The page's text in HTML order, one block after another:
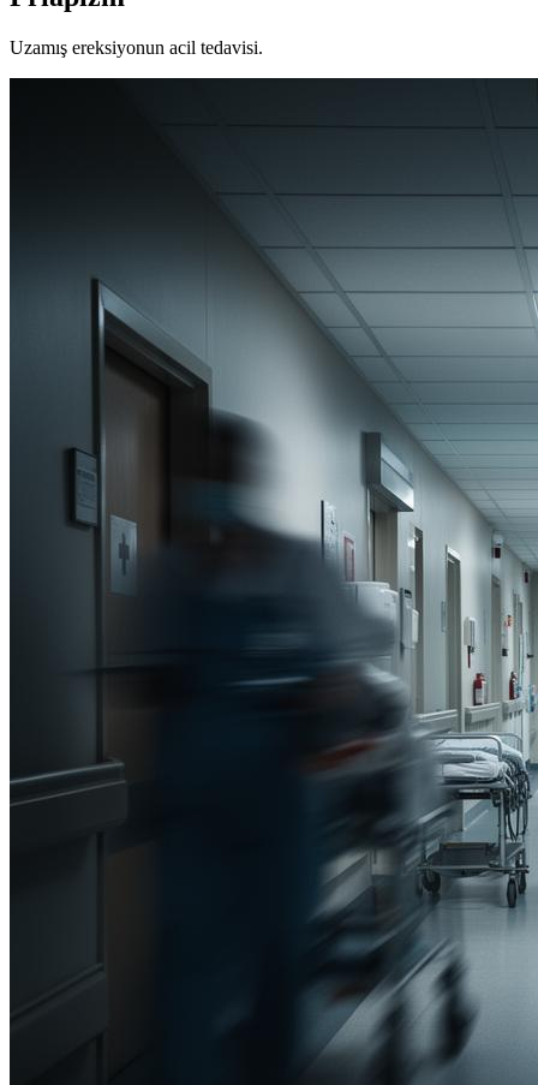
Uzamış ereksiyonun acil tedavisi.